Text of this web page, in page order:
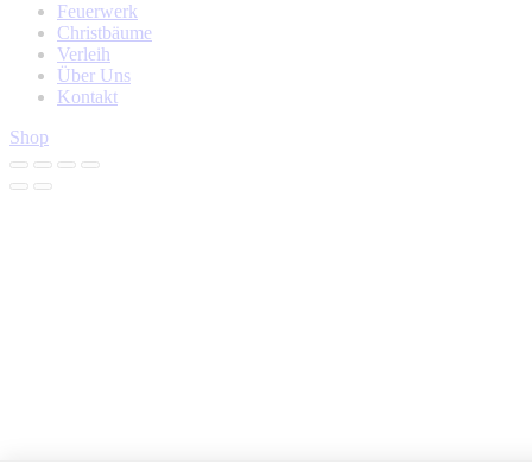
Feuerwerk
Christbäume
Verleih
Über Uns
Kontakt
Shop